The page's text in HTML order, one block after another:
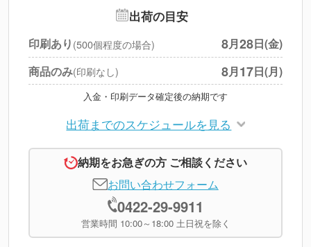
円
※上記小計は税別です
出荷の目安
印刷あり (500個程度の場合) 8月28日(金)
商品のみ(印刷なし) 8月17日(月)
入金・印刷データ確定後の納期です
出荷までのスケジュールを見る
納期をお急ぎの方 ご相談ください
お問い合わせフォーム
0422-29-9911
営業時間 10:00～18:00 土日祝を除く